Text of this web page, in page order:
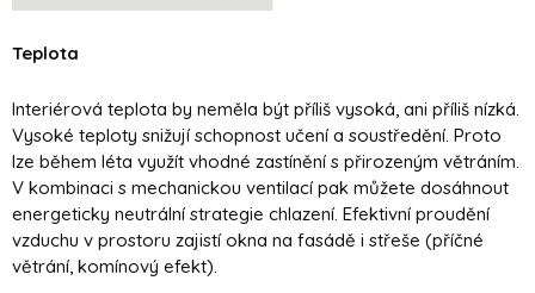
Teplota
Interiérová teplota by neměla být příliš vysoká, ani příliš nízká.
Vysoké teploty snižují schopnost učení a soustředění. Proto
lze během léta využít vhodné zastínění s přirozeným větráním.
V kombinaci s mechanickou ventilací pak můžete dosáhnout
energeticky neutrální strategie chlazení. Efektivní proudění
vzduchu v prostoru zajistí okna na fasádě i střeše (příčné
větrání, komínový efekt).